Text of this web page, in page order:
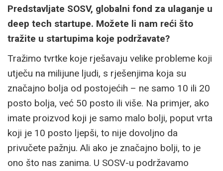
Predstavljate SOSV, globalni fond za ulaganje u
deep tech startupe. Možete li nam reći što
tražite u startupima koje podržavate?
Tražimo tvrtke koje rješavaju velike probleme koji
utječu na milijune ljudi, s rješenjima koja su
značajno bolja od postojećih – ne samo 10 ili 20
posto bolja, već 50 posto ili više. Na primjer, ako
imate proizvod koji je samo malo bolji, poput vrta
koji je 10 posto ljepši, to nije dovoljno da
privučete pažnju. Ali ako je značajno bolji, to je
ono što nas zanima. U SOSV-u podržavamo